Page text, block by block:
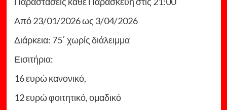
Από 23/01/2026 ως 3/04/2026
Διάρκεια: 75΄ χωρίς διάλειμμα
Εισιτήρια:
16 ευρώ κανονικό,
12 ευρώ φοιτητικό, ομαδικό